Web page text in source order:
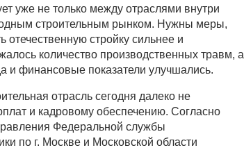
уже не только между отраслями внутри
строительным рынком. Нужны меры,
отечественную стройку сильнее и
количество производственных травм, а
и финансовые показатели улучшались.
отрасль сегодня далеко не
и кадровому обеспечению. Согласно
Федеральной службы
по г. Москве и Московской области